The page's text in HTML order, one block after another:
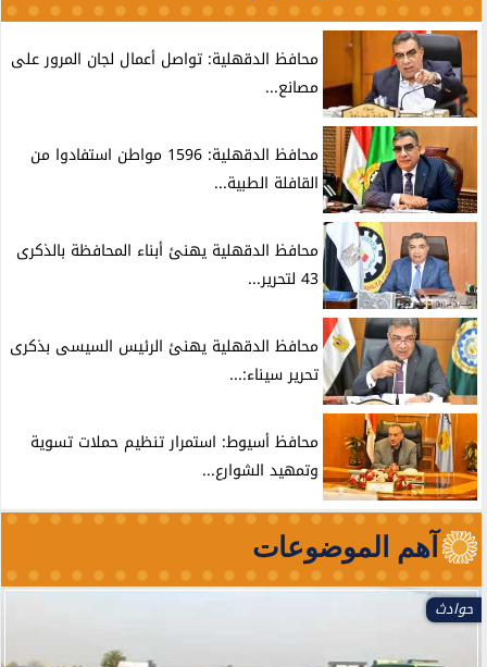
محافظ الدقهلية: تواصل أعمال لجان المرور على
مصانع...
محافظ الدقهلية: 1596 مواطن استفادوا من
القافلة الطبية...
محافظ الدقهلية يهنئ أبناء المحافظة بالذكرى
43 لتحرير...
محافظ الدقهلية يهنئ الرئيس السيسى بذكرى
تحرير سيناء:...
محافظ أسيوط: استمرار تنظيم حملات تسوية
وتمهيد الشوارع...
آهم الموضوعات